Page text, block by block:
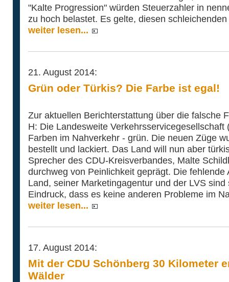
"Kalte Progression" würden Steuerzahler in
zu hoch belastet. Es gelte, diesen
weiter lesen...
21. August 2014:
Grün oder Türkis? Die Farbe ist egal!
Zur aktuellen Berichterstattung über die falsche
H: Die Landesweite Verkehrsservicegesellschaft
Farben im Nahverkehr - grün. Die neuen Züge
bestellt und lackiert. Das Land will nun aber
Sprecher des CDU-Kreisverbandes, Malte
durchweg von Peinlichkeit geprägt. Die fehlende
Land, seiner Marketingagentur und der LVS
Eindruck, dass es keine anderen Probleme im
weiter lesen...
17. August 2014:
Mit der CDU Schönberg 30 Kilometer
Wälder